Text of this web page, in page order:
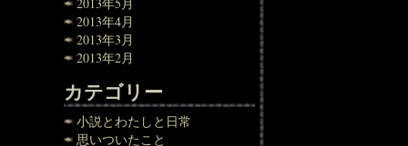
2013年4月
2013年3月
2013年2月
カテゴリー
小説とわたしと日常
思いついたこと